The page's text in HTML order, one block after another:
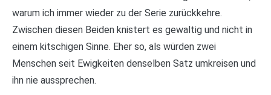
warum ich immer wieder zu der Serie zurückkehre.
Zwischen diesen Beiden knistert es gewaltig und nicht in
einem kitschigen Sinne. Eher so, als würden zwei
Menschen seit Ewigkeiten denselben Satz umkreisen und
ihn nie aussprechen.